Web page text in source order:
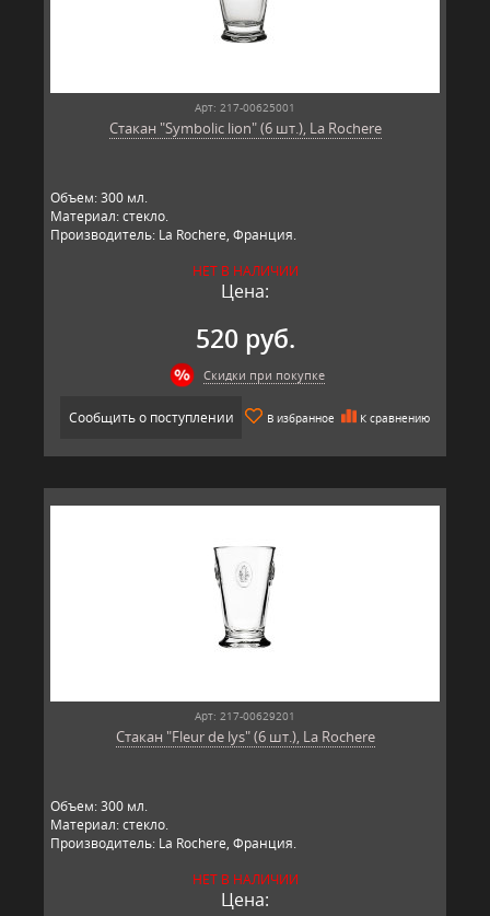
Арт: 217-00625001
Стакан "Symbolic lion" (6 шт.), La Rochere
Объем: 300 мл.
Материал: стекло.
Производитель: La Rochere, Франция.
НЕТ В НАЛИЧИИ
Цена:
520 руб.
Скидки при покупке
Сообщить о поступлении В избранное К сравнению
Арт: 217-00629201
Стакан "Fleur de lys" (6 шт.), La Rochere
Объем: 300 мл.
Материал: стекло.
Производитель: La Rochere, Франция.
НЕТ В НАЛИЧИИ
Цена: